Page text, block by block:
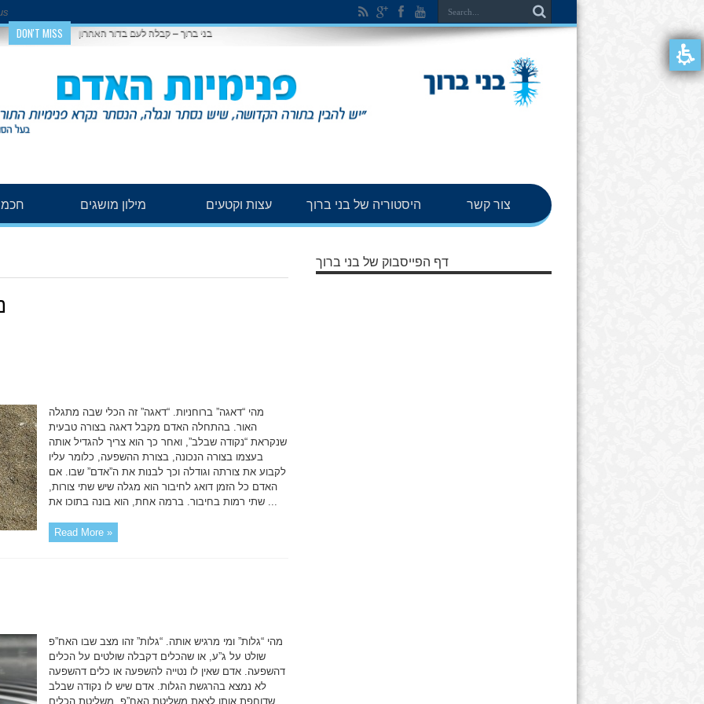
DON'T MISS בני ברוך – קבלה לעם בדור האחרון
מילון מושגים עצות וקטעים היסטוריה של בני ברוך צור קשר
מהי “דאגה” ברוחניות. “דאגה” זה הכלי שבה מתגלה
האור. בהתחלה האדם מקבל דאגה בצורה טבעית
שנקראת “נקודה שבלב”, ואחר כך הוא צריך להגדיל אותה
בעצמו בצורה הנכונה, בצורת ההשפעה, כלומר עליו
לקבוע את צורתה וגודלה וכך לבנות את ה”אדם” שבו. אם
האדם כל הזמן דואג לחיבור הוא מגלה שיש שתי צורות,
שתי רמות בחיבור. ברמה אחת, הוא בונה בתוכו את ...
Read More »
מהי “גלות” ומי מרגיש אותה. “גלות” זהו מצב שבו האח”פ
שולט על ג”ע, או שהכלים דקבלה שולטים על הכלים
דהשפעה. אדם שאין לו נטייה להשפעה או כלים דהשפעה
לא נמצא בהרגשת הגלות. אדם שיש לו נקודה שבלב
שדוחפת אותו לצאת משליטת האח”פ, משליטת הכלים
דף הפייסבוק של בני ברוך